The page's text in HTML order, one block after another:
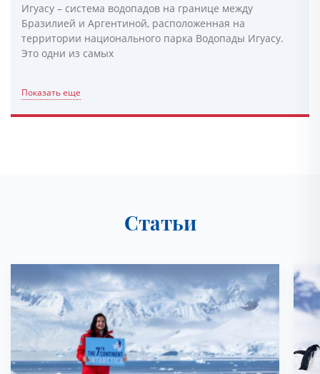
Игуасу – система водопадов на границе между
Бразилией и Аргентиной, расположенная на
территории национального парка Водопады Игуасу.
Это одни из самых
Показать еще
Статьи